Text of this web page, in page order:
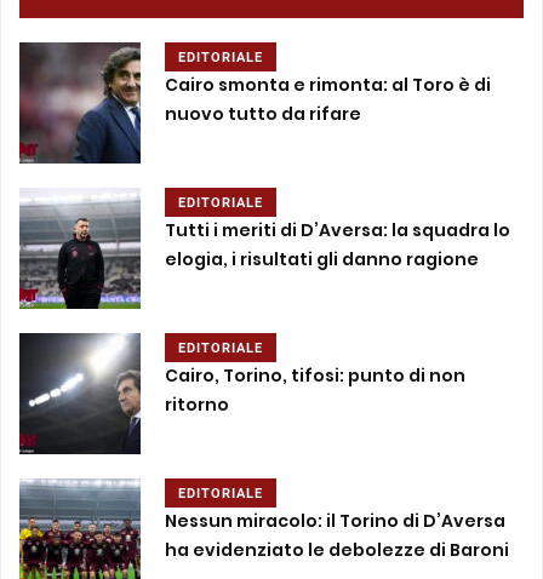
EDITORIALE
Cairo smonta e rimonta: al Toro è di
nuovo tutto da rifare
EDITORIALE
Tutti i meriti di D’Aversa: la squadra lo
elogia, i risultati gli danno ragione
EDITORIALE
Cairo, Torino, tifosi: punto di non
ritorno
EDITORIALE
Nessun miracolo: il Torino di D’Aversa
ha evidenziato le debolezze di Baroni